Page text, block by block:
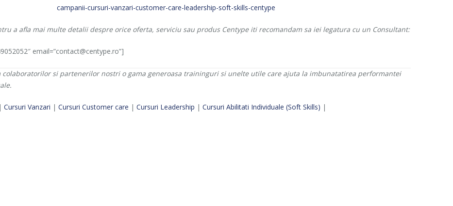
a afla mai multe detalii despre orice oferta, serviciu sau produs Centype iti recomandam sa iei legatura cu un Consultant:
email=”contact@centype.ro”]
colaboratorilor si partenerilor nostri o gama generoasa traininguri si unelte utile care ajuta la imbunatatirea performantei
| Cursuri Vanzari | Cursuri Customer care | Cursuri Leadership | Cursuri Abilitati Individuale (Soft Skills) |